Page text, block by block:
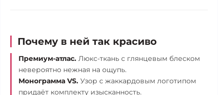
Почему в ней так красиво
Премиум-атлас. Люкс-ткань с глянцевым блеском
невероятно нежная на ощупь.
Монограмма VS. Узор с жаккардовым логотипом
придаёт комплекту изысканность.